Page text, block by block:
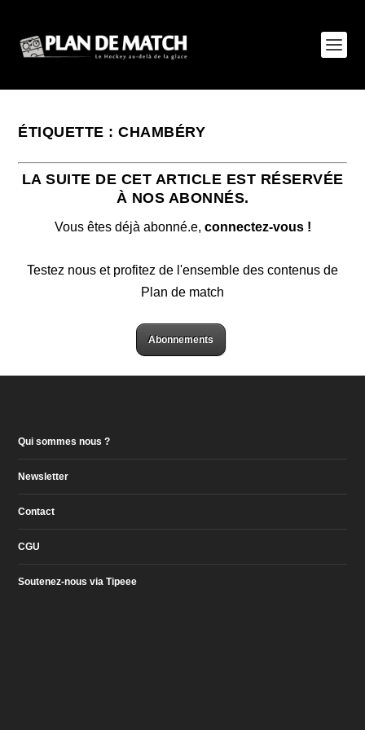
ÉTIQUETTE :CHAMBÉRY
LA SUITE DE CET ARTICLE EST RÉSERVÉE
À NOS ABONNÉS.
Vous êtes déjà abonné.e, connectez-vous !
Testez nous et profitez de l'ensemble des contenus de
Plan de match
Abonnements
Qui sommes nous ?
Newsletter
Contact
CGU
Soutenez-nous via Tipeee